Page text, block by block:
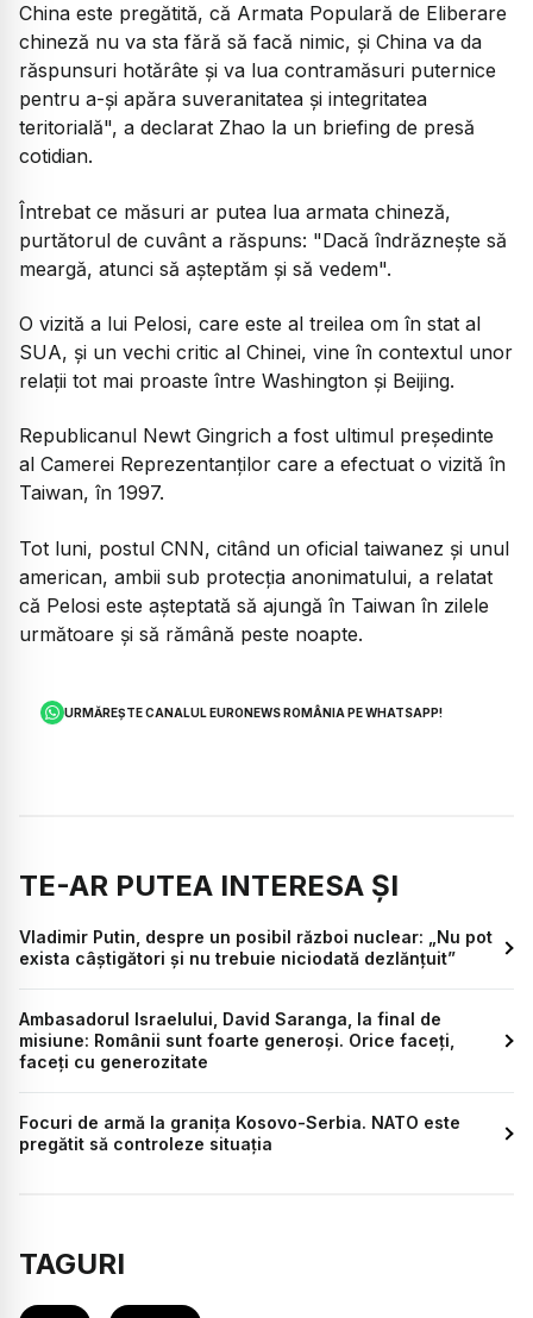
China este pregătită, că Armata Populară de Eliberare
chineză nu va sta fără să facă nimic, şi China va da
răspunsuri hotărâte şi va lua contramăsuri puternice
pentru a-şi apăra suveranitatea şi integritatea
teritorială", a declarat Zhao la un briefing de presă
cotidian.
Întrebat ce măsuri ar putea lua armata chineză,
purtătorul de cuvânt a răspuns: "Dacă îndrăzneşte să
meargă, atunci să aşteptăm şi să vedem".
O vizită a lui Pelosi, care este al treilea om în stat al
SUA, şi un vechi critic al Chinei, vine în contextul unor
relaţii tot mai proaste între Washington şi Beijing.
Republicanul Newt Gingrich a fost ultimul preşedinte
al Camerei Reprezentanţilor care a efectuat o vizită în
Taiwan, în 1997.
Tot luni, postul CNN, citând un oficial taiwanez şi unul
american, ambii sub protecţia anonimatului, a relatat
că Pelosi este aşteptată să ajungă în Taiwan în zilele
următoare şi să rămână peste noapte.
URMĂREȘTE CANALUL EURONEWS ROMÂNIA PE WHATSAPP!
TE-AR PUTEA INTERESA ȘI
Vladimir Putin, despre un posibil război nuclear: „Nu pot
exista câștigători și nu trebuie niciodată dezlănţuit”
Ambasadorul Israelului, David Saranga, la final de
misiune: Românii sunt foarte generoşi. Orice faceţi,
faceţi cu generozitate
Focuri de armă la granița Kosovo-Serbia. NATO este
pregătit să controleze situația
TAGURI